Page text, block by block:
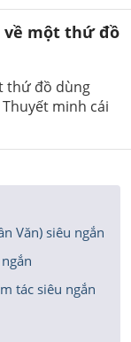
về một thứ đồ
thứ đồ dùng
minh cái
Văn) siêu ngắn
tác siêu ngắn